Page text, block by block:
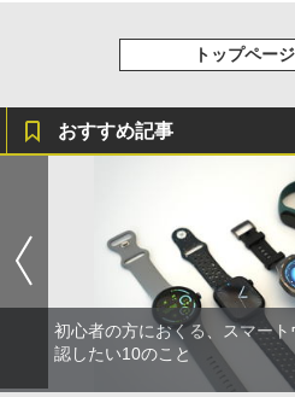
トップペー
おすすめ記事
初心者の方におくる、スマー
認したい10のこと